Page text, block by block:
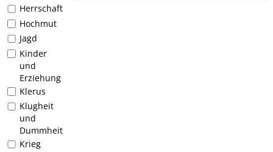
Herrschaft
Hochmut
Jagd
Kinder
und
Erziehung
Klerus
Klugheit
und
Dummheit
Krieg